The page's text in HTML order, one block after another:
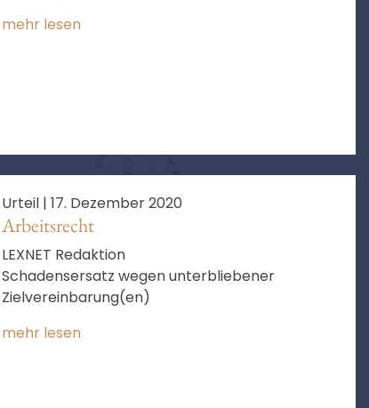
mehr lesen
Urteil | 17. Dezember 2020
Arbeitsrecht
LEXNET Redaktion
Schadensersatz wegen unterbliebener
Zielvereinbarung(en)
mehr lesen